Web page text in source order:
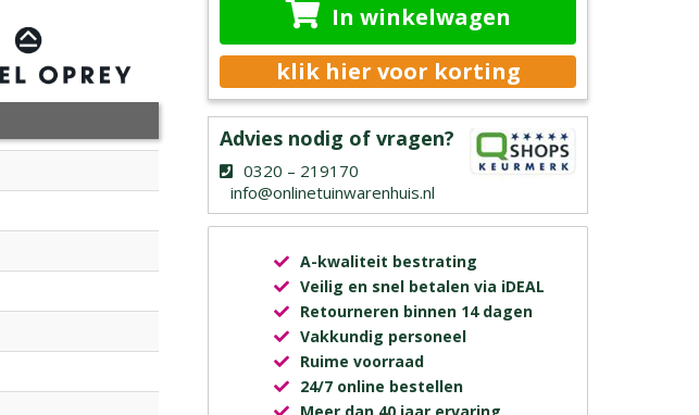
In winkelwagen
klik hier voor korting
Advies nodig of vragen?
0320 – 219170
info@onlinetuinwarenhuis.nl
A-kwaliteit bestrating
Veilig en snel betalen via iDEAL
Retourneren binnen 14 dagen
Vakkundig personeel
Ruime voorraad
24/7 online bestellen
Meer dan 40 jaar ervaring